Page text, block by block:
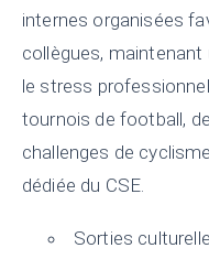
internes organisées
collègues, maintenant
le stress
tournois de football,
challenges de
dédiée du CSE.
Sorties